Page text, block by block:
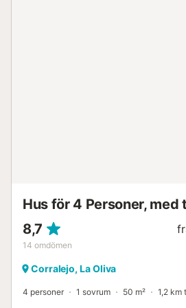
Hus för 4 Personer, med
8,7
14 omdömen
Corralejo, La Oliva
4 personer 1 sovrum 50 m² 1,2 km